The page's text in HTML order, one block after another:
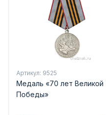
Артикул: 9525
Медаль «70 лет Великой
Победы»